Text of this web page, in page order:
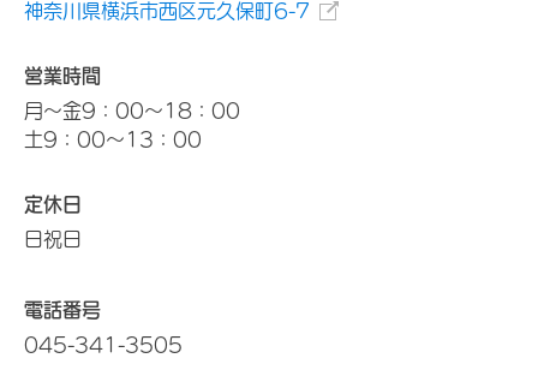
神奈川県横浜市西区元久保町6-7
営業時間
月～金9：00～18：00
土9：00～13：00
定休日
日祝日
電話番号
045-341-3505